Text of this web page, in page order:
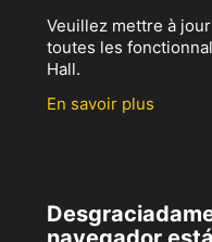
Veuillez mettre à
toutes les
Hall.
En savoir plus